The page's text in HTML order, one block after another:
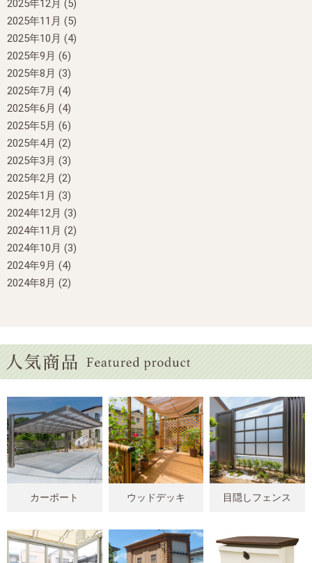
2025年12月 (5)
2025年11月 (5)
2025年10月 (4)
2025年9月 (6)
2025年8月 (3)
2025年7月 (4)
2025年6月 (4)
2025年5月 (6)
2025年4月 (2)
2025年3月 (3)
2025年2月 (2)
2025年1月 (3)
2024年12月 (3)
2024年11月 (2)
2024年10月 (3)
2024年9月 (4)
2024年8月 (2)
カーポート ウッドデッキ 目隠しフェンス